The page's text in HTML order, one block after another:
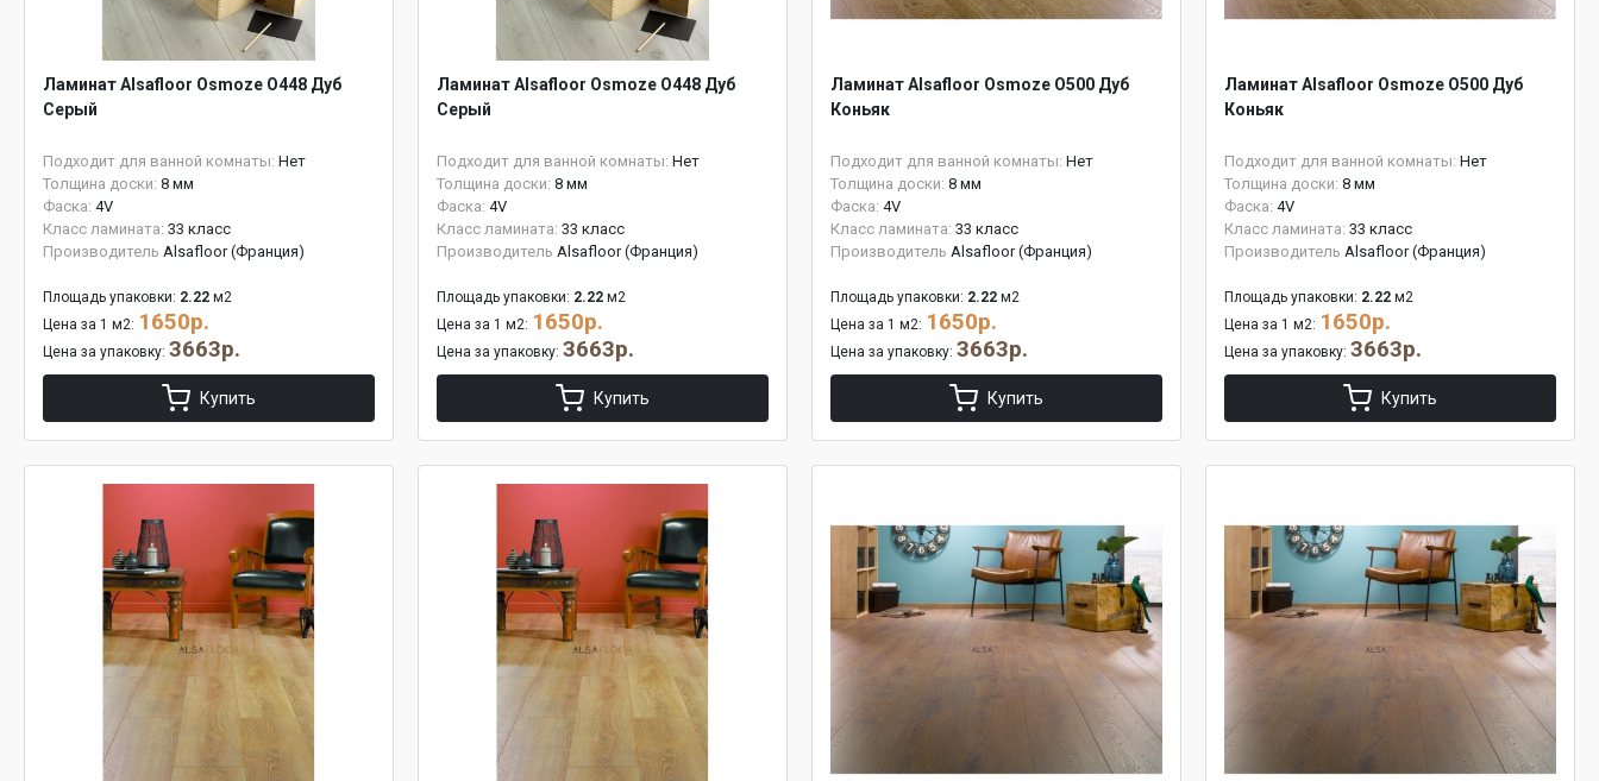
Ламинат Alsafloor Osmoze O448 Дуб
Серый
Подходит для ванной комнаты: Нет
Толщина доски: 8 мм
Фаска: 4V
Класс ламината: 33 класс
Производитель Alsafloor (Франция)
Площадь упаковки: 2.22 м2
Цена за 1 м2: 1650р.
Цена за упаковку: 3663р.
Купить
Ламинат Alsafloor Osmoze O448 Дуб
Серый
Подходит для ванной комнаты: Нет
Толщина доски: 8 мм
Фаска: 4V
Класс ламината: 33 класс
Производитель Alsafloor (Франция)
Площадь упаковки: 2.22 м2
Цена за 1 м2: 1650р.
Цена за упаковку: 3663р.
Купить
Ламинат Alsafloor Osmoze O500 Дуб
Коньяк
Подходит для ванной комнаты: Нет
Толщина доски: 8 мм
Фаска: 4V
Класс ламината: 33 класс
Производитель Alsafloor (Франция)
Площадь упаковки: 2.22 м2
Цена за 1 м2: 1650р.
Цена за упаковку: 3663р.
Купить
Ламинат Alsafloor Osmoze O500 Дуб
Коньяк
Подходит для ванной комнаты: Нет
Толщина доски: 8 мм
Фаска: 4V
Класс ламината: 33 класс
Производитель Alsafloor (Франция)
Площадь упаковки: 2.22 м2
Цена за 1 м2: 1650р.
Цена за упаковку: 3663р.
Купить